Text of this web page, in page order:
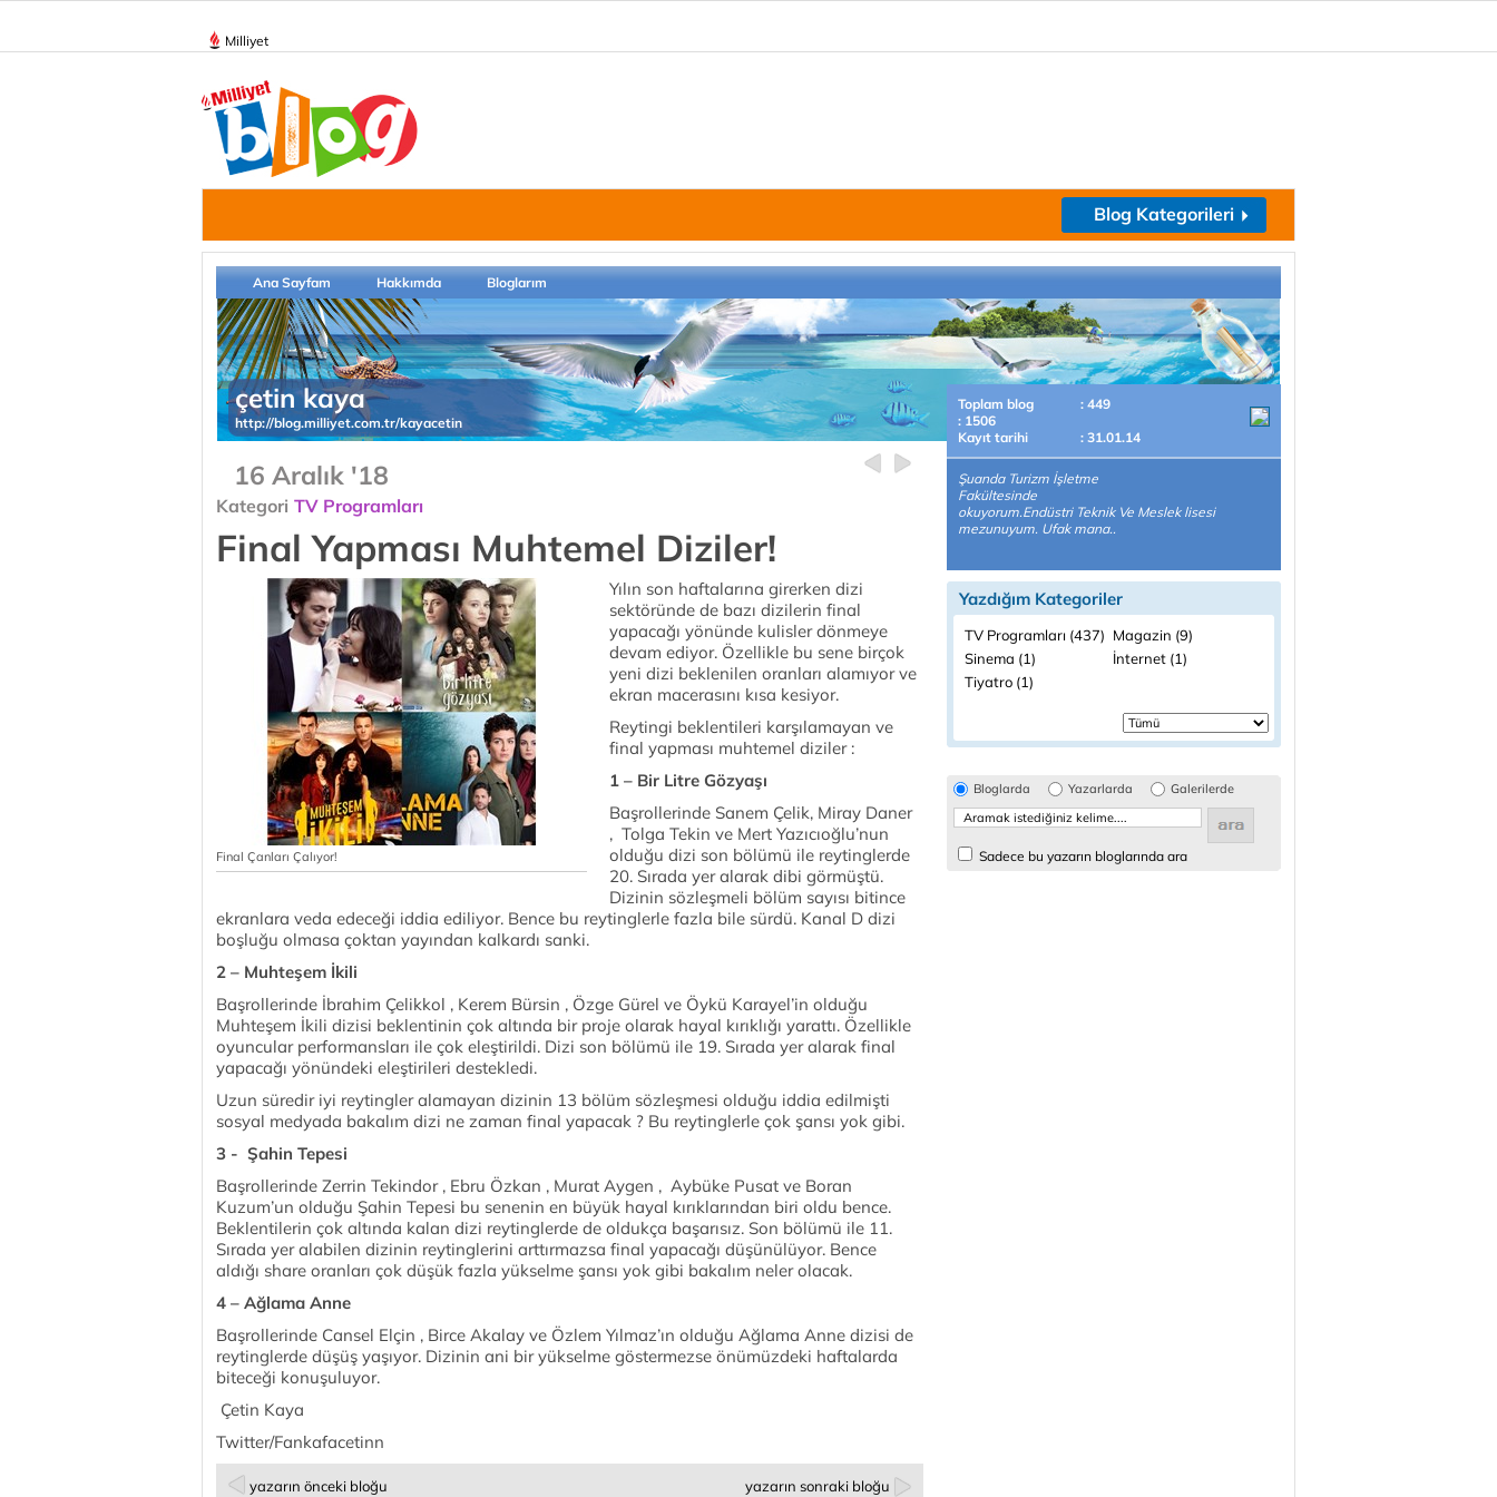
Milliyet
Blog Kategorileri
Ana Sayfam Hakkımda Bloglarım
çetin kaya
http://blog.milliyet.com.tr/kayacetin
16 Aralık '18
Kategori TV Programları
Final Yapması Muhtemel Diziler!
Final Çanları Çalıyor!
Yılın son haftalarına girerken dizi
sektöründe de bazı dizilerin final
yapacağı yönünde kulisler dönmeye
devam ediyor. Özellikle bu sene birçok
yeni dizi beklenilen oranları alamıyor ve
ekran macerasını kısa kesiyor.
Reytingi beklentileri karşılamayan ve
final yapması muhtemel diziler :
1 – Bir Litre Gözyaşı
Başrollerinde Sanem Çelik, Miray Daner
, Tolga Tekin ve Mert Yazıcıoğlu’nun
olduğu dizi son bölümü ile reytinglerde
20. Sırada yer alarak dibi görmüştü.
Dizinin sözleşmeli bölüm sayısı bitince
ekranlara veda edeceği iddia ediliyor. Bence bu reytinglerle fazla bile sürdü. Kanal D dizi
boşluğu olmasa çoktan yayından kalkardı sanki.
2 – Muhteşem İkili
Başrollerinde İbrahim Çelikkol , Kerem Bürsin , Özge Gürel ve Öykü Karayel’in olduğu
Muhteşem İkili dizisi beklentinin çok altında bir proje olarak hayal kırıklığı yarattı. Özellikle
oyuncular performansları ile çok eleştirildi. Dizi son bölümü ile 19. Sırada yer alarak final
yapacağı yönündeki eleştirileri destekledi.
Uzun süredir iyi reytingler alamayan dizinin 13 bölüm sözleşmesi olduğu iddia edilmişti
sosyal medyada bakalım dizi ne zaman final yapacak ? Bu reytinglerle çok şansı yok gibi.
3 - Şahin Tepesi
Başrollerinde Zerrin Tekindor , Ebru Özkan , Murat Aygen , Aybüke Pusat ve Boran
Kuzum’un olduğu Şahin Tepesi bu senenin en büyük hayal kırıklarından biri oldu bence.
Beklentilerin çok altında kalan dizi reytinglerde de oldukça başarısız. Son bölümü ile 11.
Sırada yer alabilen dizinin reytinglerini arttırmazsa final yapacağı düşünülüyor. Bence
aldığı share oranları çok düşük fazla yükselme şansı yok gibi bakalım neler olacak.
4 – Ağlama Anne
Başrollerinde Cansel Elçin , Birce Akalay ve Özlem Yılmaz’ın olduğu Ağlama Anne dizisi de
reytinglerde düşüş yaşıyor. Dizinin ani bir yükselme göstermezse önümüzdeki haftalarda
biteceği konuşuluyor.
Çetin Kaya
Twitter/Fankafacetinn
yazarın önceki bloğu yazarın sonraki bloğu
Toplam blog
: 449
: 1506
Kayıt tarihi
: 31.01.14
Şuanda Turizm İşletme
Fakültesinde
okuyorum.Endüstri Teknik Ve Meslek lisesi
mezunuyum. Ufak mana..
Yazdığım Kategoriler
TV Programları (437) Magazin (9)
Sinema (1)
İnternet (1)
Tiyatro (1)
Bloglarda Yazarlarda Galerilerde
Sadece bu yazarın bloglarında ara